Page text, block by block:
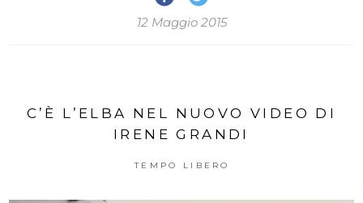
12 Maggio 2015
C’È L’ELBA NEL NUOVO VIDEO DI
IRENE GRANDI
TEMPO LIBERO